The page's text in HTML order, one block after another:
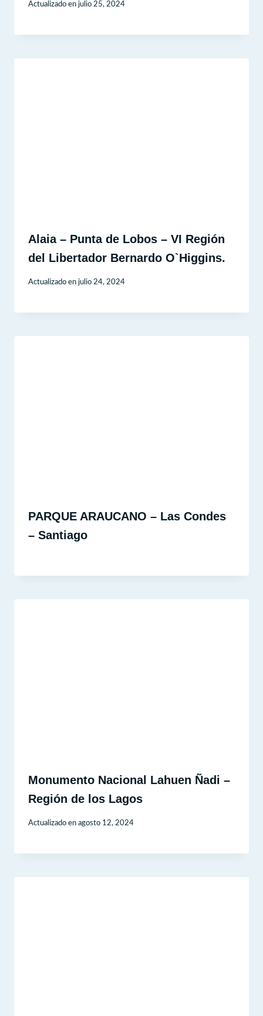
Actualizado en julio 25, 2024
Alaia – Punta de Lobos – VI Región
del Libertador Bernardo O`Higgins.
Actualizado en julio 24, 2024
PARQUE ARAUCANO – Las Condes
– Santiago
Monumento Nacional Lahuen Ñadi –
Región de los Lagos
Actualizado en agosto 12, 2024